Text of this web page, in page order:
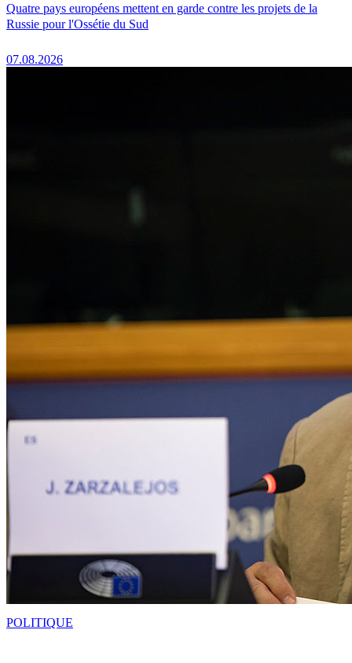
Quatre pays européens mettent en garde contre les projets de la
Russie pour l'Ossétie du Sud
07.08.2026
POLITIQUE